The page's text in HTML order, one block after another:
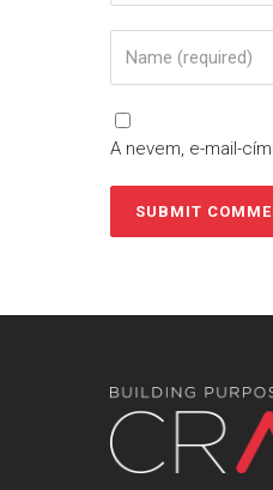
A nevem, e-mail-